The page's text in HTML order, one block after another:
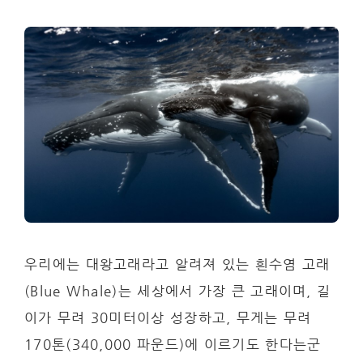
우리에는 대왕고래라고 알려져 있는 흰수염 고래
(Blue Whale)는 세상에서 가장 큰 고래이며, 길
이가 무려 30미터이상 성장하고, 무게는 무려
170톤(340,000 파운드)에 이르기도 한다는군